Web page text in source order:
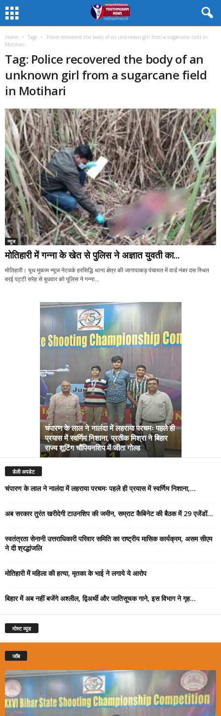
Home Tags
Police recovered the body of an unknown girl from a sugarcane field in
Motihari
Tag: Police recovered the body of an
unknown girl from a sugarcane field
in Motihari
न्यूज
मोतिहारी में गन्ना के खेत से पुलिस ने अज्ञात युवती का...
मोतिहारी। यूथ मुकाम न्यूज नेटवर्क हरसिद्धि थाना क्षेत्र की जागापाकड़ पंचायत में वार्ड नंबर दस स्थित
बरई पट्टी सरेह से बुधवार को पुलिस ने गन्ना...
चंपारण के लाल ने नालंदा में लहराया परचमः पहले ही
प्रयास में स्वर्णिम निशाना, प्रतीक मिश्रा ने बिहार
राज्य शूटिंग चौंपियनशिप में जीता गोल्ड
डेली अपडेट
चंपारण के लाल ने नालंदा में लहराया परचमः पहले ही प्रयास में स्वर्णिम निशाना,...
अब सरकार तुरंत खरीदेगी टाउनशिप की जमीन, सम्राट कैबिनेट की बैठक में 29 एजेंडों...
स्वतंत्रता सेनानी उत्तराधिकारी परिवार समिति का राष्ट्रीय मासिक कार्यक्रम, असम सीएम
ने दी श्रद्धांजलि
मोतिहारी में महिला की हत्या, मृतका के भाई ने लगाये ये आरोप
बिहार में अब नहीं बजेंगे अश्लील, द्विअर्थी और जातिसूचक गाने, इस विभाग ने गृह...
मोस्ट व्यूड
जॉब